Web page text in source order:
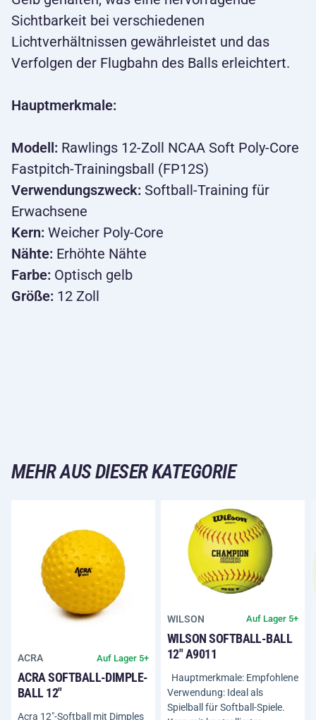
Sichtbarkeit bei verschiedenen
Lichtverhältnissen gewährleistet und das
Verfolgen der Flugbahn des Balls erleichtert.
Hauptmerkmale:
Modell: Rawlings 12-Zoll NCAA Soft Poly-Core
Fastpitch-Trainingsball (FP12S)
Verwendungszweck: Softball-Training für
Erwachsene
Kern: Weicher Poly-Core
Nähte: Erhöhte Nähte
Farbe: Optisch gelb
Größe: 12 Zoll
MEHR AUS DIESER KATEGORIE
ACRA Auf Lager 5+
ACRA SOFTBALL-DIMPLE-
BALL 12"
Acra 12"-Softball mit Dimples
WILSON Auf Lager 5+
WILSON SOFTBALL-BALL
12" A9011
Hauptmerkmale: Empfohlene
Verwendung: Ideal als
Spielball für Softball-Spiele.